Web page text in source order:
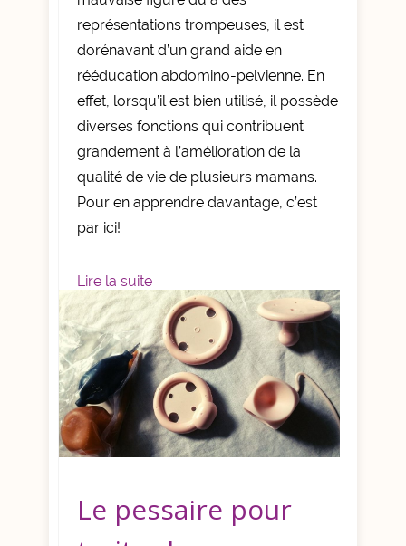
représentations trompeuses, il est
dorénavant d’un grand aide en
rééducation abdomino-pelvienne. En
effet, lorsqu’il est bien utilisé, il possède
diverses fonctions qui contribuent
grandement à l’amélioration de la
qualité de vie de plusieurs mamans.
Pour en apprendre davantage, c’est
par ici!
Lire la suite
Le pessaire pour